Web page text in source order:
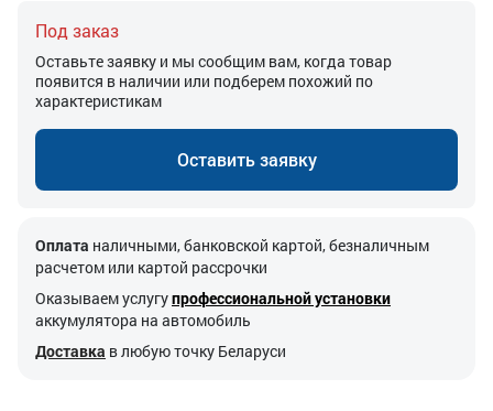
Под заказ
Оставьте заявку и мы сообщим вам, когда товар
появится в наличии или подберем похожий по
характеристикам
Оставить заявку
Оплата наличными, банковской картой, безналичным
расчетом или картой рассрочки
Оказываем услугупрофессиональной установки
аккумулятора на автомобиль
Доставка в любую точку Беларуси